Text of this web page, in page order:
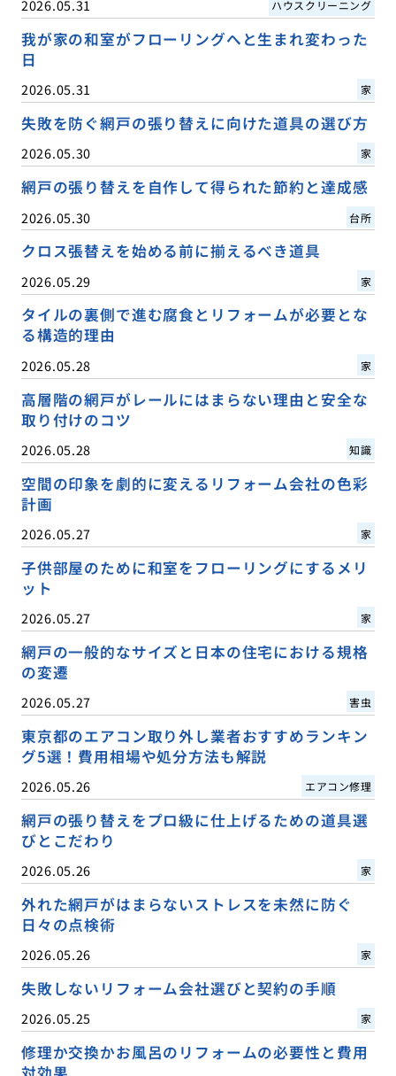
2026.05.31 ハウスクリーニング
我が家の和室がフローリングへと生まれ変わった
日
2026.05.31 家
失敗を防ぐ網戸の張り替えに向けた道具の選び方
2026.05.30 家
網戸の張り替えを自作して得られた節約と達成感
2026.05.30 台所
クロス張替えを始める前に揃えるべき道具
2026.05.29 家
タイルの裏側で進む腐食とリフォームが必要とな
る構造的理由
2026.05.28 家
高層階の網戸がレールにはまらない理由と安全な
取り付けのコツ
2026.05.28 知識
空間の印象を劇的に変えるリフォーム会社の色彩
計画
2026.05.27 家
子供部屋のために和室をフローリングにするメリ
ット
2026.05.27 家
網戸の一般的なサイズと日本の住宅における規格
の変遷
2026.05.27 害虫
東京都のエアコン取り外し業者おすすめランキン
グ5選！費用相場や処分方法も解説
2026.05.26 エアコン修理
網戸の張り替えをプロ級に仕上げるための道具選
びとこだわり
2026.05.26 家
外れた網戸がはまらないストレスを未然に防ぐ
日々の点検術
2026.05.26 家
失敗しないリフォーム会社選びと契約の手順
2026.05.25 家
修理か交換かお風呂のリフォームの必要性と費用